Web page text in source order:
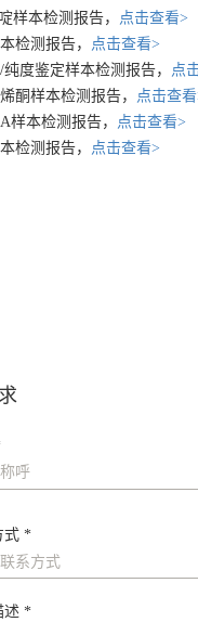
样本检测报告， 点击查看>
检测报告， 点击查看>
度鉴定样本检测报告， 点
酮样本检测报告， 点击查
样本检测报告， 点击查看>
检测报告， 点击查看>
式 *
述 *